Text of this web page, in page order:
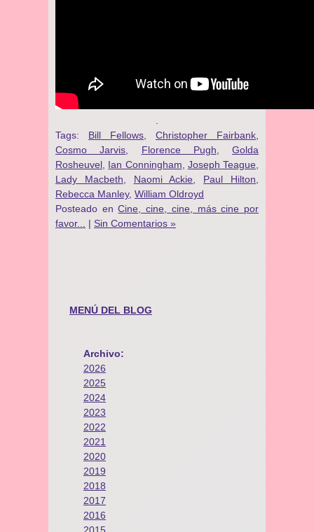
Tags: Bill Fellows Christopher Fairbank
Cosmo Jarvis
Florence Pugh
Golda
Rosheuvel Ian Conningham Joseph Teague
Lady Macbeth
Naomi Ackie Paul Hilton
Rebecca Manley, William Oldroyd
Posteado enCine, cine, cine, más cine por
favor...
| Sin Comentarios »
MENÚ DEL BLOG
Archivo:
2026
2025
2024
2023
2022
2021
2020
2019
2018
2017
2016